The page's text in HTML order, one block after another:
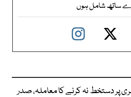
ساتھ شامل ہوں
پر دستخط نہ کرنے کا معاملہ، صدر